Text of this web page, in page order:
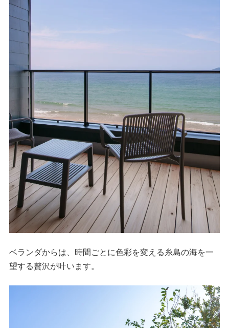
ベランダからは、時間ごとに色彩を変える糸島の海を一
望する贅沢が叶います。